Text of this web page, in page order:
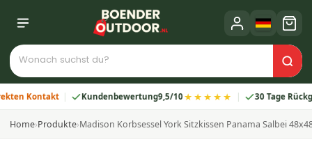
Kundenbewertung9,5/10★★★★★ 30 Tage Rückgabe
Home›Produkte›Madison Korbsessel York Sitzkissen Panama Salbei